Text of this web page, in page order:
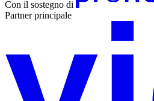
Con il sostegno di
Partner principale